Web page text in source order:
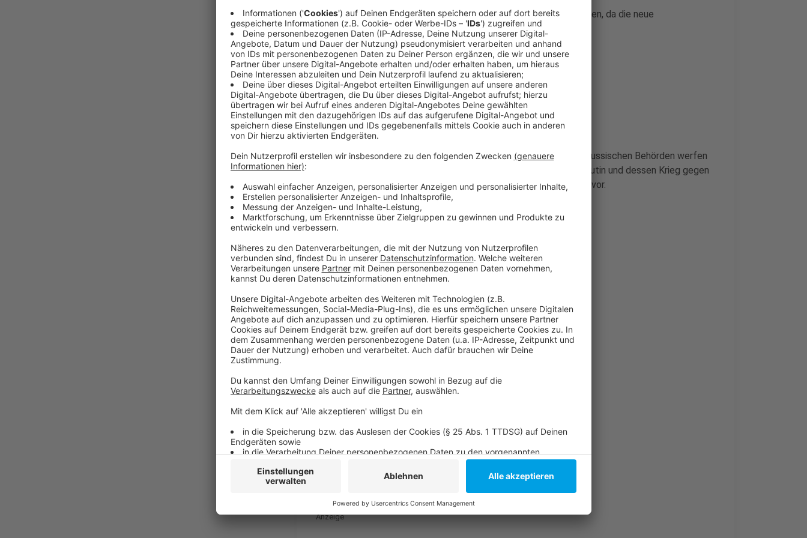
Die Anhörung wurde auf Antrag der Staatsanwaltschaft verschoben, da die neue
Anklagevertreterin noch nicht mit dem Fall vertraut war.
Anzeige
Prozess auf Anfang April verschoben
Anzeige
Der neue Prozesstermin wurde auf Anfang April fest gelegt. Die russischen Behörden werfen
Putin und dessen Krieg gegen
die Ukraine kritisiert, unter anderem Verletzung religiöser Gefühle vor.
Anzeige
Weitere Infos und Links zum Thema:
Anzeige
Solidarität mit Tilly:
Prozess wird immer wieder verschoben:
Anzeige
Folge uns für mehr News & Updates:
Anzeige
WhatsApp-Kanal
Anzeige